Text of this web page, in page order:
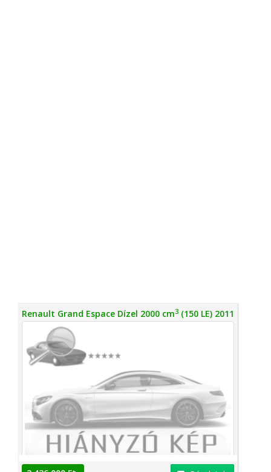
Renault Grand Espace Dízel 2000 cm3 (150 LE) 2011